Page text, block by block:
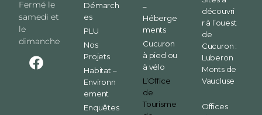
Fermé le
samedi et
le
dimanche
Démarch
es
PLU
Nos
Projets
Habitat –
Environn
ement
Enquêtes
–
Héberge
ments
Cucuron
à pied ou
à vélo
L’Office
de
Tourisme
découvri
r à l’ouest
de
Cucuron :
Luberon
Monts de
Vaucluse
Offices